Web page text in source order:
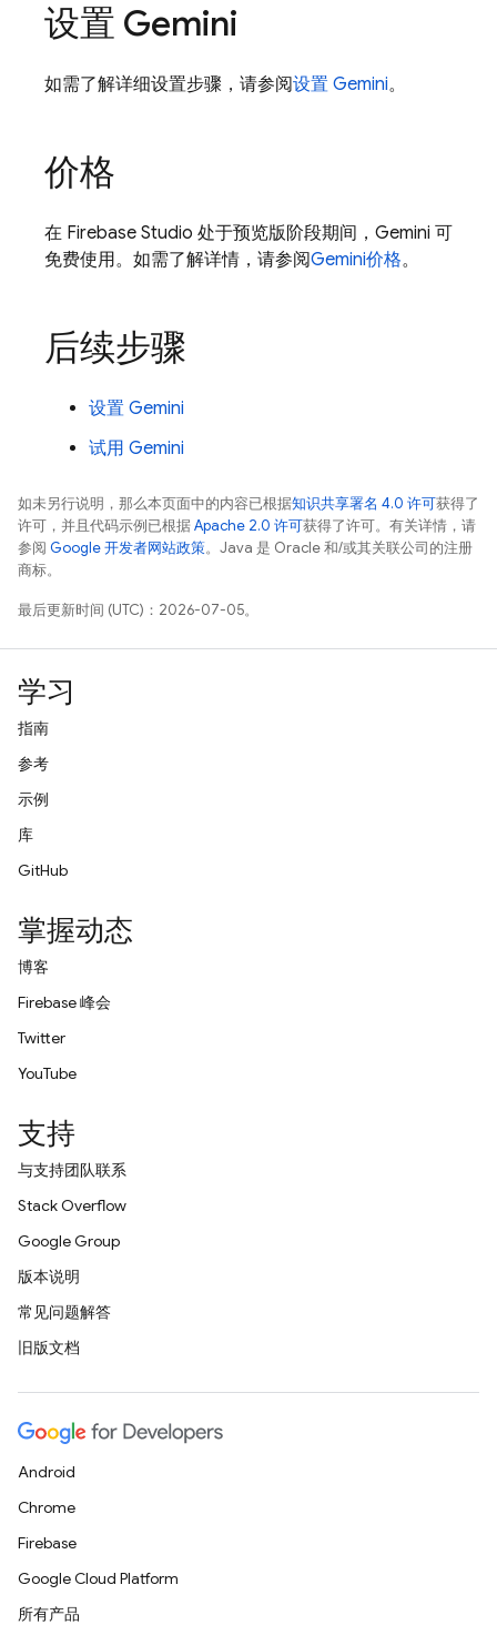
设置 Gemini
如需了解详细设置步骤，请参阅设置 Gemini。
价格
在 Firebase Studio 处于预览版阶段期间， Gemini 可
免费使用。如需了解详情，请参阅Gemini价格。
后续步骤
设置 Gemini
试用 Gemini
如未另行说明，那么本页面中的内容已根据知识共享署名 4.0 许可获得了
许可，并且代码示例已根据Apache 2.0 许可获得了许可。有关详情，请
参阅 Google 开发者网站政策。Java 是 Oracle 和/或其关联公司的注册
商标。
最后更新时间 (UTC)：2026-07-05。
学习
指南
参考
示例
库
GitHub
掌握动态
博客
Firebase 峰会
Twitter
YouTube
支持
与支持团队联系
Stack Overflow
Google Group
版本说明
常见问题解答
旧版文档
Android
Chrome
Firebase
Google Cloud Platform
所有产品